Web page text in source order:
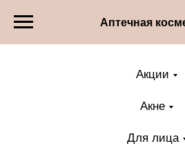
Аптечная
Акции
Акне
Для лица